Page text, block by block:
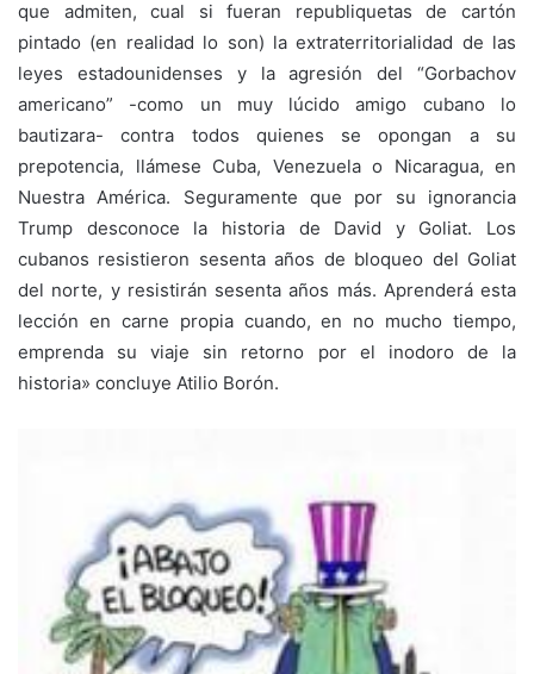
que admiten, cual si fueran republiquetas de cartón
pintado (en realidad lo son) la extraterritorialidad de las
leyes estadounidenses y la agresión del “Gorbachov
americano” -como un muy lúcido amigo cubano lo
bautizara- contra todos quienes se opongan a su
prepotencia, llámese Cuba, Venezuela o Nicaragua, en
Nuestra América. Seguramente que por su ignorancia
Trump desconoce la historia de David y Goliat. Los
cubanos resistieron sesenta años de bloqueo del Goliat
del norte, y resistirán sesenta años más. Aprenderá esta
lección en carne propia cuando, en no mucho tiempo,
emprenda su viaje sin retorno por el inodoro de la
historia» concluye Atilio Borón.